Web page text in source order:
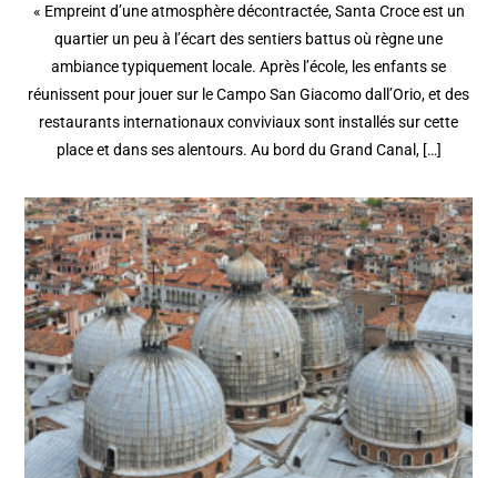
« Empreint d’une atmosphère décontractée, Santa Croce est un
quartier un peu à l’écart des sentiers battus où règne une
ambiance typiquement locale. Après l’école, les enfants se
réunissent pour jouer sur le Campo San Giacomo dall’Orio, et des
restaurants internationaux conviviaux sont installés sur cette
place et dans ses alentours. Au bord du Grand Canal, […]